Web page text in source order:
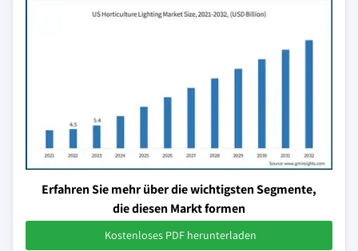
Erfahren Sie mehr über die wichtigsten Segmente,
die diesen Markt formen
Kostenloses PDF herunterladen